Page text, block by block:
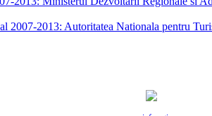
2007-2013: Autoritatea Nationala pentru